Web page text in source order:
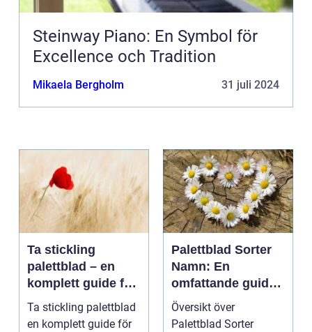
Steinway Piano: En Symbol för
Excellence och Tradition
Mikaela Bergholm 31 juli 2024
Ta stickling
palettblad – en
komplett guide för
gröna tummar
Ta stickling palettblad
en komplett guide för
Palettblad Sorter
Namn: En
omfattande guide
till denna populära
växt
Översikt över
Palettblad Sorter